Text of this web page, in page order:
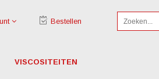
Bestellen
VISCOSITEITEN